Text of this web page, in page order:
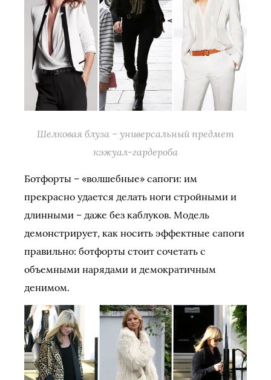
Шелковая блуза – универсальный предмет
кэжуал-гардероба
Ботфорты – «волшебные» сапоги: им
прекрасно удается делать ноги стройными и
длинными – даже без каблуков. Модель
демонстрирует, как носить эффектные сапоги
правильно: ботфорты стоит сочетать с
объемными нарядами и демократичным
денимом.